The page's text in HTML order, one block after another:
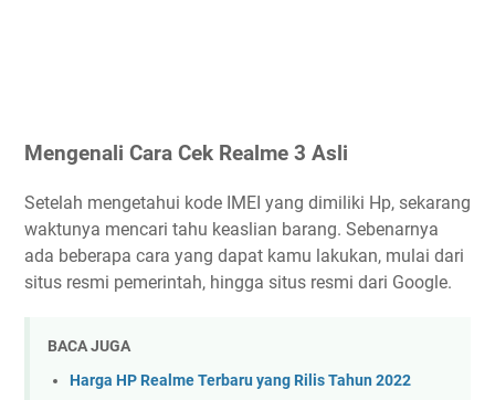
Mengenali Cara Cek Realme 3 Asli
Setelah mengetahui kode IMEI yang dimiliki Hp, sekarang
waktunya mencari tahu keaslian barang. Sebenarnya
ada beberapa cara yang dapat kamu lakukan, mulai dari
situs resmi pemerintah, hingga situs resmi dari Google.
BACA JUGA
Harga HP Realme Terbaru yang Rilis Tahun 2022